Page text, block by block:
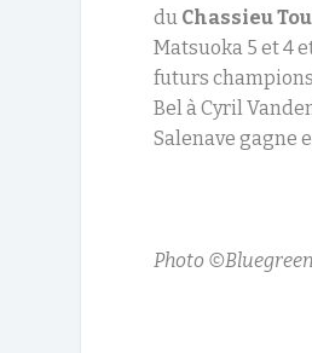
du Chassieu
Matsuoka 5 et 4
futurs
Bel à Cyril
Salenave gagne
Photo